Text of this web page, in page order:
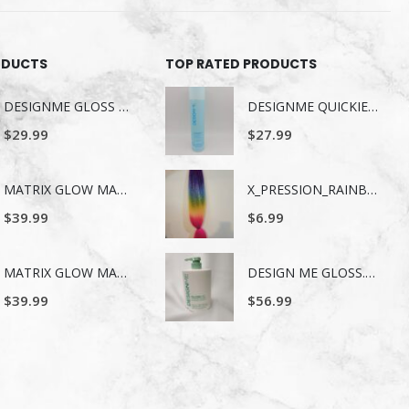
DESIGNME GLOSS ME SERUM POUR LES CHEVEUX 80ML
$29.99
MATRIX GLOW MANIA SHAMPOING 1LITRE
$39.99
MATRIX GLOW MANIA REVITALISANT 1LITRE
$39.99
TOP RATED PRODUCTS
DESIGNME QUICKIE.ME Shampooing Sec – Tons Foncés & Bruns – 339 ml
$27.99
X_PRESSION_RAINBOW
$6.99
DESIGN ME GLOSS.ME HYDRATING CONDITIONER 1 L
$56.99